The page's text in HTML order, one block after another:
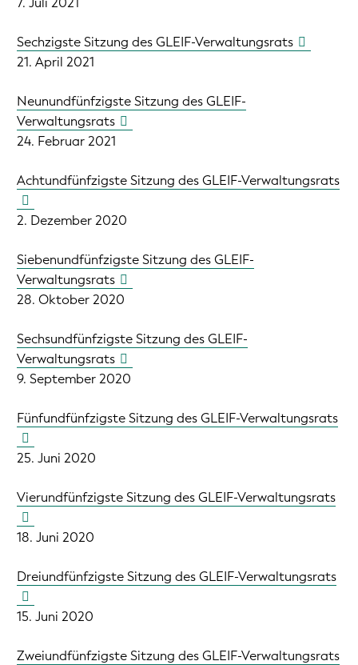
Sechzigste Sitzung des GLEIF-Verwaltungsrats
21. April 2021
Neunundfünfzigste Sitzung des GLEIF-
Verwaltungsrats
24. Februar 2021
Achtundfünfzigste Sitzung des GLEIF-Verwaltungsrats
2. Dezember 2020
Siebenundfünfzigste Sitzung des GLEIF-
Verwaltungsrats
28. Oktober 2020
Sechsundfünfzigste Sitzung des GLEIF-
Verwaltungsrats
9. September 2020
Fünfundfünfzigste Sitzung des GLEIF-Verwaltungsrats
25. Juni 2020
Vierundfünfzigste Sitzung des GLEIF-Verwaltungsrats
18. Juni 2020
Dreiundfünfzigste Sitzung des GLEIF-Verwaltungsrats
15. Juni 2020
Zweiundfünfzigste Sitzung des GLEIF-Verwaltungsrats